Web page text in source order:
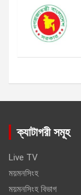
ক্যাটাগরী সমূহ
Live TV
ময়মনসিংহ
ময়মনসিংহ বিভাগ